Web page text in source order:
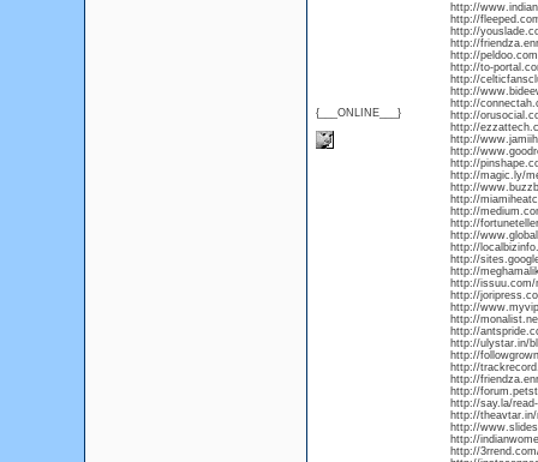
{___ONLINE___}
http://
http://
http://
http://
http://
http://to-
http://
http://
http://
http://
http://
http://
http://
http://
http://magic.ly/
http://
http://
http://
http://
http://
http://
http://
http://
http://issuu.com/
http://
http://
http://
http://
http://ulystar.in/
http://
http://
http://
http://
http://say.la/
http://
http://
http://
http://